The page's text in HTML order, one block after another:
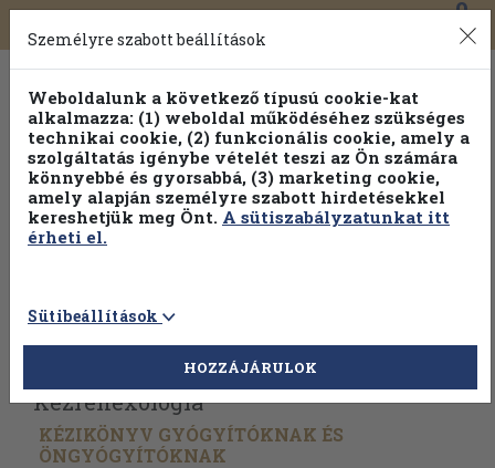
Toggle
navigation
0
Vissza az előző oldalra Válasszon példányt
Kézreflexológia
KÉZIKÖNYV GYÓGYÍTÓKNAK ÉS
ÖNGYÓGYÍTÓKNAK
Személyre szabott beállítások
Weboldalunk a következő típusú cookie-kat
alkalmazza: (1) weboldal működéséhez szükséges
technikai cookie, (2) funkcionális cookie, amely a
szolgáltatás igénybe vételét teszi az Ön számára
könnyebbé és gyorsabbá, (3) marketing cookie,
amely alapján személyre szabott hirdetésekkel
kereshetjük meg Önt. A sütiszabályzatunkat itt
érheti el.
Sütibeállítások
HOZZÁJÁRULOK